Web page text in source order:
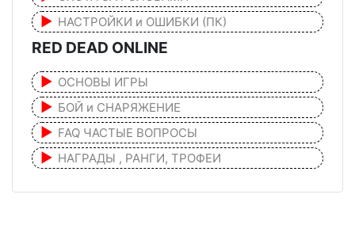
НАСТРОЙКИ и ОШИБКИ (ПК)
RED DEAD ONLINE
ОСНОВЫ ИГРЫ
БОЙ и СНАРЯЖЕНИЕ
FAQ ЧАСТЫЕ ВОПРОСЫ
НАГРАДЫ , РАНГИ, ТРОФЕИ